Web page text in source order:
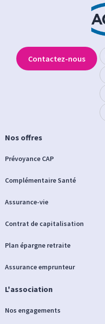
Nos offres
Prévoyance CAP
Complémentaire Santé
Assurance-vie
Contrat de capitalisation
Plan épargne retraite
Assurance emprunteur
L'association
Nos engagements
Contactez-nous